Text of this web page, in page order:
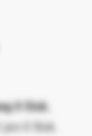
0 Stck.
pro 0 Stck.